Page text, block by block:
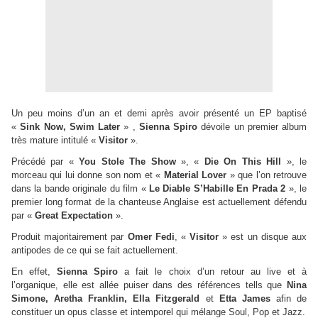
Un peu moins d’un an et demi après avoir présenté un EP baptisé
« Sink Now, Swim Later» , Sienna Spiro dévoile un premier album
très mature intitulé « Visitor ».
Précédé par «You Stole The Show», « Die On This Hill », le
morceau qui lui donne son nom et « Material Lover » que l’on retrouve
dans la bande originale du film « Le Diable S’Habille En Prada 2 », le
premier long format de la chanteuse Anglaise est actuellement défendu
par « Great Expectation ».
Produit majoritairement par Omer Fedi, «Visitor » est un disque aux
antipodes de ce qui se fait actuellement.
En effet,Sienna Spiro a fait le choix d’un retour au live et à
l’organique, elle est allée puiser dans des références tells que Nina
Simone, Aretha Franklin, Ella Fitzgerald
et Etta Jamesafin de
constituer un opus classe et intemporel qui mélange Soul, Pop et Jazz.